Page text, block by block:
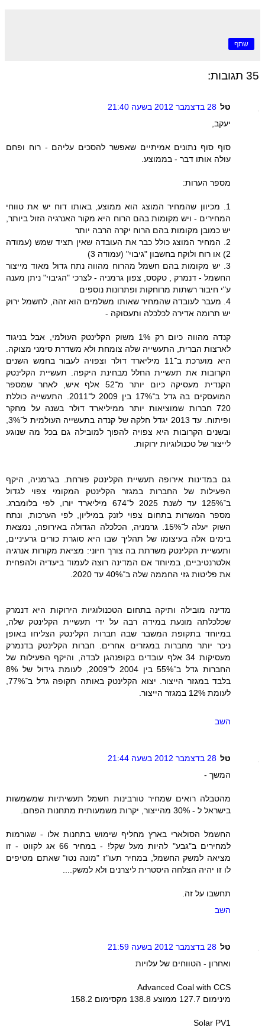
שתף
35 תגובות:
טל 28 בדצמבר 2012 בשעה 21:40
יעקב,
סוף סוף נתונים אמיתיים שאפשר להסכים עליהם - רוח ופחם
עולה אותו דבר - בממוצע.
מספר הערות:
1. מכיוון שהמחיר המוצג הוא ממוצע, באותו דוח יש את טווחי
המחירים - ויש מקומות בהם הרוח היא מקור האנרגיה הזול ביותר,
יש כמובן מקומות בהם הרוח יקרה הרבה יותר
2. המחיר המוצג כולל כבר את העובדה שאין תציד שמש (עמודה
2) או רוח ולוקח בחשבון "גיבוי" (עמודה 3)
3. יש מקומות בהם חשמל מהרוח מהווה נתח גדול מאוד מייצור
החשמל - דנמרק , טקסס, צפון גרמניה - לצרכי "הגיבוי" ניתן מענה
ע"י חיבור רשתות מרוחקות ופתרונות נוספים
4. מעבר לעובדה שהמחיר שאותו משלמים הוא זהה, לחשמל ירוק
יש תרומה אדירה לכלכלה ותעסוקה -
קנדה מהווה כיום רק 1% משוק הקלינטק העולמי, אבל בניגוד
לארצות הברית, התעשייה שלה צומחת ולא משדרת סימני מצוקה.
היא מוערכת ב־11 מיליארד דולר וצפויה לעבור בחמש השנים
הקרובות את תעשיית החלל מבחינת היקפה. תעשיית הקלינטק
הקנדית מעסיקה כיום יותר מ־52 אלף איש, לאחר שמספר
המועסקים בה גדל ב־17% בין 2009 ל־2011. התעשייה כוללת
720 חברות שמוציאות יותר ממיליארד דולר בשנה על מחקר
ובשנים הקרובות היא צפויה להפוך למובילה גם בכל מה שנוגע
לייצור של טכנולוגיות ירוקות.
גם במדינות אירופה תעשיית הקלינטק פורחת. בגרמניה, היקף
הפעילות של החברות במגזר הקלינטק המקומי צפוי לגדול
ב־125% עד לשנת 2025 ל־674 מיליארד יורו, לפי בלומברג.
מספר המשרות בתחום צפוי לזנק במיליון, לפי הערכות, ונתח
השוק יעלה ל־15%. גרמניה, הכלכלה הגדולה באירופה, נמצאת
בימים אלה בעיצומו של תהליך שבו היא סוגרת כורים גרעיניים,
ותעשיית הקלינטק משרתת בה צורך חיוני: מציאת מקורות אנרגיה
אלטרנטיביים, במיוחד אם המדינה רוצה לעמוד ביעדיה ולהפחית
את פליטות גזי החממה שלה ב־40% עד 2020.
מדינה מובילה ותיקה בתחום הטכנולוגיות הירוקות היא דנמרק
שכלכלתה מונעת במידה רבה על ידי תעשיית הקלינטק שלה,
במיוחד בתקופת המשבר שבה חברות הקלינטק הצליחו באופן
ניכר יותר מחברות במגזרים אחרים. חברות הקלינטק בדנמרק
מעסיקות 34 אלף עובדים בקופנהגן לבדה, והיקף הפעילות של
החברות גדל ב־55% בין 2004 ל־2009, לעומת גידול של 8%
לעומת 12% במגזר הייצור.
השב
טל 28 בדצמבר 2012 בשעה 21:44
המשך -
מהטבלה רואים שמחיר טורבינות חשמל תעשיתיות שמשמשות
בישראל ל - 30% מהייצור, יקרות משמעותית מתחנות הפחם.
החשמל הסולארי בארץ מחליף שימוש בתחנות אלו - שגורמות
למחירים ב"גבע" להיות מעל שקל! - במחיר 66 אג לקווט - זו
מציאה למשק החשמל, במחיר תעו"ז "מונה נטו" שאתם מטיפים
לו זו יהיה הצלחה היסטרית ליצרנים ולא למשק....
תחשבו על זה.
השב
טל 28 בדצמבר 2012 בשעה 21:59
ואחרון - הטווחים של עלויות
Advanced Coal with CCS
מינימום 127.7 ממוצע 138.8 מקסימום 158.2
Solar PV1